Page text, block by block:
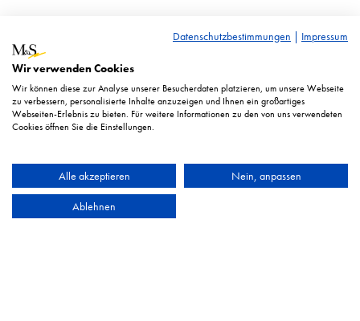
RRP* = Recommended retail price. Displayed prices in euro
excl. taxes.
Illustration similar. Technical changes reserved.
Datenschutzbestimmungen | Impressum
Wir verwenden Cookies
Wir können diese zur Analyse unserer Besucherdaten platzieren, um unsere Webseite
zu verbessern, personalisierte Inhalte anzuzeigen und Ihnen ein großartiges
Webseiten-Erlebnis zu bieten. Für weitere Informationen zu den von uns verwendeten
Cookies öffnen Sie die Einstellungen.
Alle akzeptieren Nein, anpassen
Ablehnen